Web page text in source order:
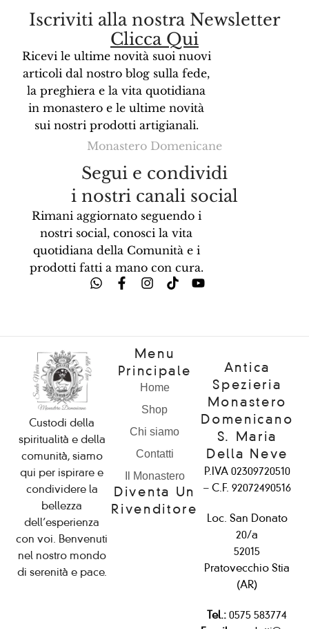
Iscriviti alla nostra Newsletter
Clicca Qui
Ricevi le ultime novità suoi nuovi
articoli dal nostro blog sulla fede,
la preghiera e la vita quotidiana
in monastero e le ultime novità
sui nostri prodotti artigianali.
Monastero Domenicane
Segui e condividi
i nostri canali social
Rimani aggiornato seguendo i
nostri social, conosci la vita
quotidiana della Comunità e i
prodotti fatti a mano con cura.
Custodi della
spiritualità e della
comunità, siamo
qui per ispirare e
condividere la
bellezza
dell’esperienza
con voi. Benvenuti
nel nostro mondo
di serenità e pace.
Menu
Principale
Home
Shop
Chi siamo
Contatti
Il Monastero
Diventa Un
Rivenditore
Antica
Spezieria
Monastero
Domenicano
S. Maria
Della Neve
P.IVA 02309720510
– C.F. 92072490516
Loc. San Donato
20/a
52015
Pratovecchio Stia
(AR)
Tel.: 0575 583774